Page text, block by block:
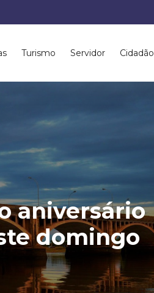
Turismo Servidor Cidadão
aniversário
domingo